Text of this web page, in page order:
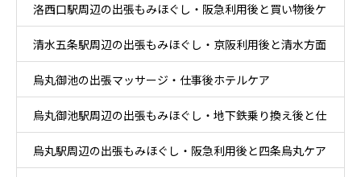
洛西口駅周辺の出張もみほぐし・阪急利用後と買い物後ケ
ア
清水五条駅周辺の出張もみほぐし・京阪利用後と清水方面
散策ケア
烏丸御池の出張マッサージ・仕事後ホテルケア
烏丸御池駅周辺の出張もみほぐし・地下鉄乗り換え後と仕
事帰りケア
烏丸駅周辺の出張もみほぐし・阪急利用後と四条烏丸ケア